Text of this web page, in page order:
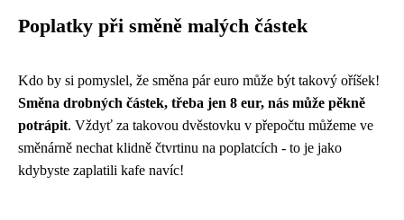
Poplatky při směně malých částek
Kdo by si pomyslel, že směna pár euro může být takový oříšek!
Směna drobných částek, třeba jen 8 eur, nás může pěkně
potrápit. Vždyť za takovou dvěstovku v přepočtu můžeme ve
směnárně nechat klidně čtvrtinu na poplatcích - to je jako
kdybyste zaplatili kafe navíc!